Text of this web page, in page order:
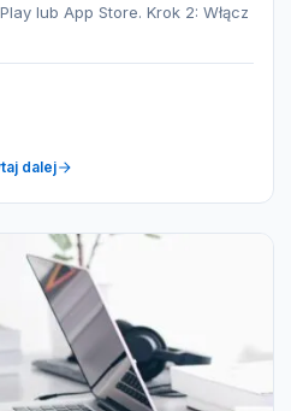
lub App Store. Krok 2: Włącz
dalej